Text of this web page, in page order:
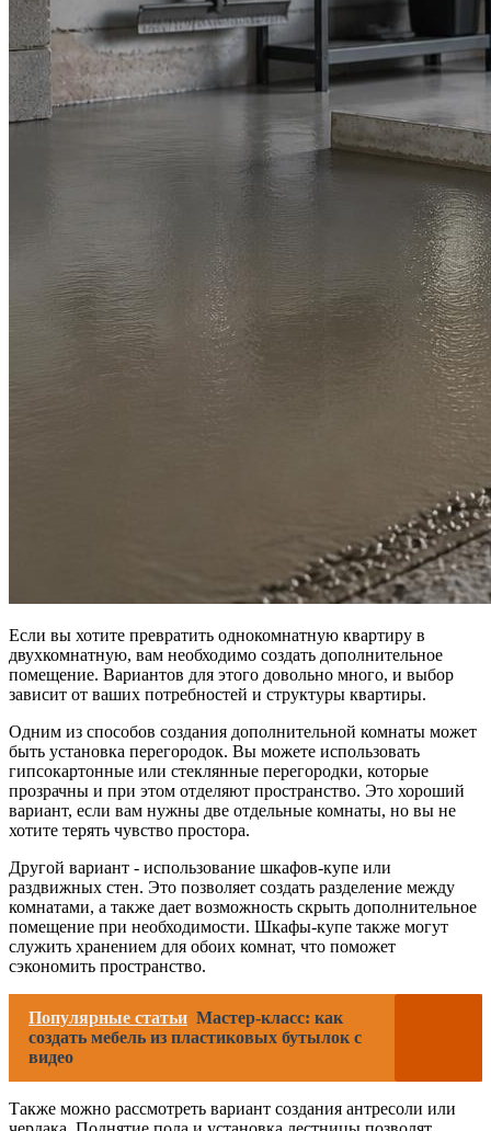
Если вы хотите превратить однокомнатную квартиру в
двухкомнатную, вам необходимо создать дополнительное
помещение. Вариантов для этого довольно много, и выбор
зависит от ваших потребностей и структуры квартиры.
Одним из способов создания дополнительной комнаты может
быть установка перегородок. Вы можете использовать
гипсокартонные или стеклянные перегородки, которые
прозрачны и при этом отделяют пространство. Это хороший
вариант, если вам нужны две отдельные комнаты, но вы не
хотите терять чувство простора.
Другой вариант - использование шкафов-купе или
раздвижных стен. Это позволяет создать разделение между
комнатами, а также дает возможность скрыть дополнительное
помещение при необходимости. Шкафы-купе также могут
служить хранением для обоих комнат, что поможет
сэкономить пространство.
Популярные статьи Мастер-класс: как
создать мебель из пластиковых бутылок с
видео
Также можно рассмотреть вариант создания антресоли или